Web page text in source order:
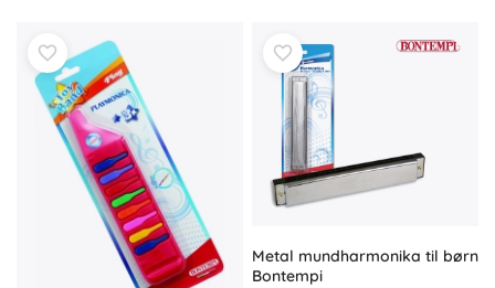
Metal mundharmonika til børn
Bontempi